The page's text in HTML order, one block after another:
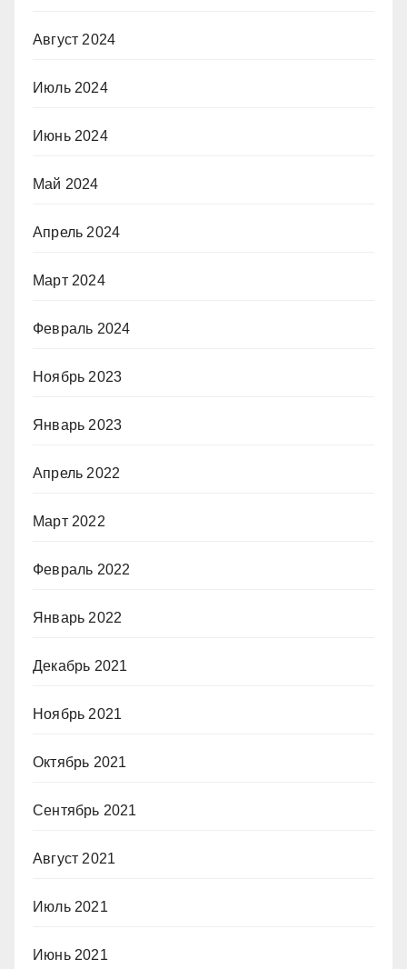
Август 2024
Июль 2024
Июнь 2024
Май 2024
Апрель 2024
Март 2024
Февраль 2024
Ноябрь 2023
Январь 2023
Апрель 2022
Март 2022
Февраль 2022
Январь 2022
Декабрь 2021
Ноябрь 2021
Октябрь 2021
Сентябрь 2021
Август 2021
Июль 2021
Июнь 2021